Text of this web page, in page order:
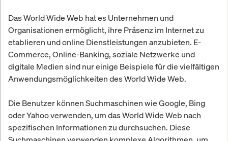
Das World Wide Web hat es Unternehmen und
Organisationen ermöglicht, ihre Präsenz im Internet zu
etablieren und online Dienstleistungen anzubieten. E-
Commerce, Online-Banking, soziale Netzwerke und
digitale Medien sind nur einige Beispiele für die vielfältigen
Anwendungsmöglichkeiten des World Wide Web.
Die Benutzer können Suchmaschinen wie Google, Bing
oder Yahoo verwenden, um das World Wide Web nach
spezifischen Informationen zu durchsuchen. Diese